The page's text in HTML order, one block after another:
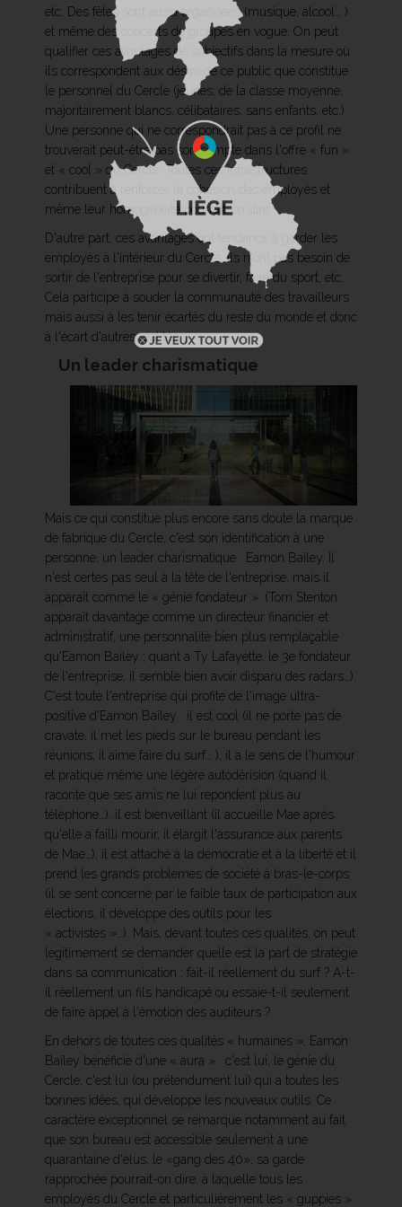
etc. Des fêtes sont aussi organisées (musique, alcool… )
et même des concerts de groupes en vogue. On peut
qualifier ces avantages de subjectifs dans la mesure où
ils correspondent aux désirs de ce public que constitue
le personnel du Cercle (jeunes, de la classe moyenne,
majoritairement blancs, célibataires, sans enfants, etc.)
Une personne qui ne correspondrait pas à ce profil ne
trouverait peut-être pas son compte dans l'offre « fun »
et « cool » du Cercle. Toutes ces infrastructures
contribuent à renforcer la cohésion des employés et
même leur homogénéité pourrait-on dire.
D'autre part, ces avantages ont tendance à garder les
employés à l'intérieur du Cercle, ils n'ont pas besoin de
sortir de l'entreprise pour se divertir, faire du sport, etc.
Cela participe à souder la communauté des travailleurs
mais aussi à les tenir écartés du reste du monde et donc
à l'écart d'autres réalités…
Un leader charismatique
Mais ce qui constitue plus encore sans doute la marque
de fabrique du Cercle, c'est son identification à une
personne, un leader charismatique : Eamon Bailey. Il
n'est certes pas seul à la tête de l'entreprise, mais il
apparaît comme le « génie fondateur ». (Tom Stenton
apparaît davantage comme un directeur financier et
administratif, une personnalité bien plus remplaçable
qu'Eamon Bailey ; quant à Ty Lafayette, le 3e fondateur
de l'entreprise, il semble bien avoir disparu des radars…).
C'est toute l'entreprise qui profite de l'image ultra-
positive d'Eamon Bailey : il est cool (il ne porte pas de
cravate, il met les pieds sur le bureau pendant les
réunions, il aime faire du surf… ), il a le sens de l'humour
et pratique même une légère autodérision (quand il
raconte que ses amis ne lui répondent plus au
téléphone…), il est bienveillant (il accueille Mae après
qu'elle a failli mourir, il élargit l'assurance aux parents
de Mae…), il est attaché à la démocratie et à la liberté et il
prend les grands problèmes de société à bras-le-corps
(il se sent concerné par le faible taux de participation aux
élections, il développe des outils pour les
« activistes »…). Mais, devant toutes ces qualités, on peut
légitimement se demander quelle est la part de stratégie
dans sa communication : fait-il réellement du surf ? A-t-
il réellement un fils handicapé ou essaie-t-il seulement
de faire appel à l'émotion des auditeurs ?
En dehors de toutes ces qualités « humaines », Eamon
Bailey bénéficie d'une « aura » : c'est lui, le génie du
Cercle, c'est lui (ou prétendument lui) qui a toutes les
bonnes idées, qui développe les nouveaux outils. Ce
caractère exceptionnel se remarque notamment au fait
que son bureau est accessible seulement à une
quarantaine d'élus, le «gang des 40», sa garde
rapprochée pourrait-on dire, à laquelle tous les
employés du Cercle et particulièrement les « guppies »